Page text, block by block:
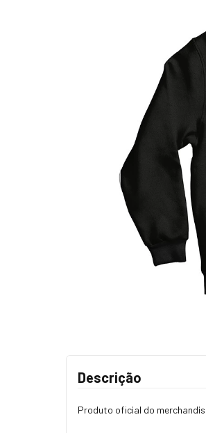
Descrição
Produto oficial do